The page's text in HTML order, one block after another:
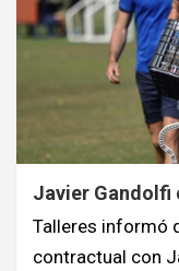
Javier Gandolfi
Talleres informó
contractual con